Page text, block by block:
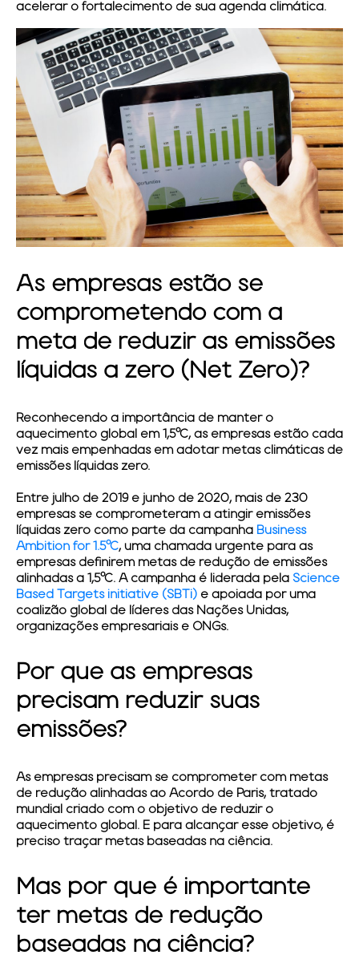
acelerar o fortalecimento de sua agenda climática.
As empresas estão se
comprometendo com a
meta de reduzir as emissões
líquidas a zero (Net Zero)?
Reconhecendo a importância de manter o
aquecimento global em 1,5°C, as empresas estão cada
vez mais empenhadas em adotar metas climáticas de
emissões líquidas zero.
Entre julho de 2019 e junho de 2020, mais de 230
empresas se comprometeram a atingir emissões
líquidas zero como parte da campanha Business
Ambition for 1.5°C, uma chamada urgente para as
empresas definirem metas de redução de emissões
alinhadas a 1,5°C. A campanha é liderada pela Science
Based Targets initiative (SBTi) e apoiada por uma
coalizão global de líderes das Nações Unidas,
organizações empresariais e ONGs.
Por que as empresas
precisam reduzir suas
emissões?
As empresas precisam se comprometer com metas
de redução alinhadas ao Acordo de Paris, tratado
mundial criado com o objetivo de reduzir o
aquecimento global. E para alcançar esse objetivo, é
preciso traçar metas baseadas na ciência.
Mas por que é importante
ter metas de redução
baseadas na ciência?